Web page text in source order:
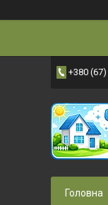
+380
Головна